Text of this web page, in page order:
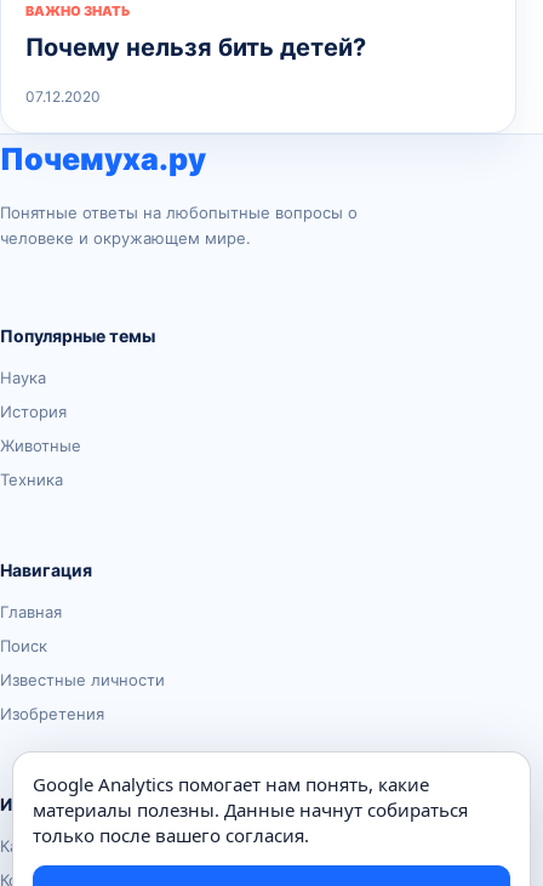
ВАЖНО ЗНАТЬ
Почему нельзя бить детей?
07.12.2020
Почемуха.ру
Понятные ответы на любопытные вопросы о
человеке и окружающем мире.
Популярные темы
Наука
История
Животные
Техника
Навигация
Главная
Поиск
Известные личности
Изобретения
Информация
Карта сайта
Контакты
Google Analytics помогает нам понять, какие
материалы полезны. Данные начнут собираться
только после вашего согласия.